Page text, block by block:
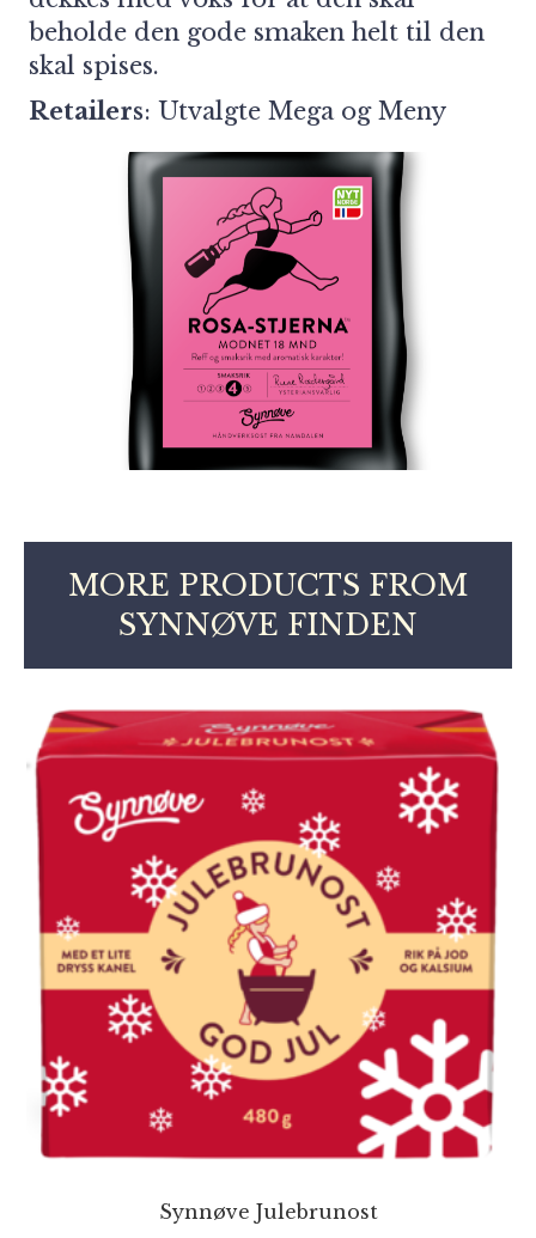
beholde den gode smaken helt til den
skal spises.
Retailers: Utvalgte Mega og Meny
MORE PRODUCTS FROM
SYNNØVE FINDEN
Synnøve Julebrunost